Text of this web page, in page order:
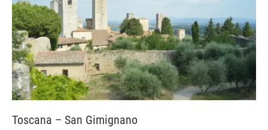
Toscana – San Gimignano